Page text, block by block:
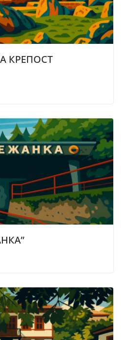
КРЕПОСТ